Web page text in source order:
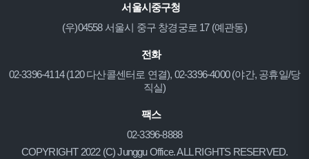
서울시중구청
(우)04558 서울시 중구 창경궁로 17 (예관동)
전화
02-3396-4114 (120 다산콜센터로 연결), 02-3396-4000 (야간, 공휴일/당
직실)
팩스
02-3396-8888
COPYRIGHT 2022 (C) Junggu Office. ALL RIGHTS RESERVED.